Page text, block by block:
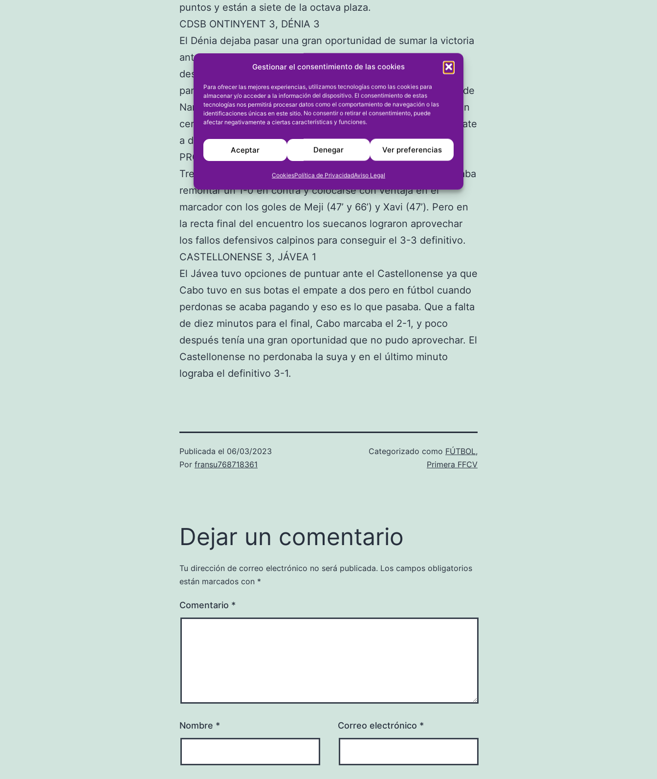
Gestionar el consentimiento de las cookies
Para ofrecer las mejores experiencias, utilizamos tecnologías como las cookies para
almacenar y/o acceder a la información del dispositivo. El consentimiento de estas
tecnologías nos permitirá procesar datos como el comportamiento de navegación o las
identificaciones únicas en este sitio. No consentir o retirar el consentimiento, puede
afectar negativamente a ciertas características y funciones.
Aceptar Denegar Ver preferencias
CookiesPolítica de PrivacidadAviso Legal
puntos y están a siete de la octava plaza.
CDSB ONTINYENT 3, DÉNIA 3
El Dénia dejaba pasar una gran oportunidad de sumar la victoria
ante el CDSB Ontinyent. Los groguets se marcharon al
descanso con dos goles de desventaja (2-0). En la segunda
parte se pusieron las pilas y lograban remontar con los goles de
Nano (48’), Cristian Panucci (54’) y Fede (65) pero no supieron
cerrar el partido ante un rival que conseguía el tanto del empate
a diez del final.
PROMESAS SUECA 3, CALPE 3
Tres cuarto de lo mismo le pasaba al Calpe que también lograba
remontar un 1-0 en contra y colocarse con ventaja en el
marcador con los goles de Meji (47’ y 66’) y Xavi (47’). Pero en
la recta final del encuentro los suecanos lograron aprovechar
los fallos defensivos calpinos para conseguir el 3-3 definitivo.
CASTELLONENSE 3, JÁVEA 1
El Jávea tuvo opciones de puntuar ante el Castellonense ya que
Cabo tuvo en sus botas el empate a dos pero en fútbol cuando
perdonas se acaba pagando y eso es lo que pasaba. Que a falta
de diez minutos para el final, Cabo marcaba el 2-1, y poco
después tenía una gran oportunidad que no pudo aprovechar. El
Castellonense no perdonaba la suya y en el último minuto
lograba el definitivo 3-1.
Publicada el 06/03/2023
Por fransu768718361
Categorizado como FÚTBOL,
Primera FFCV
Dejar un comentario
Tu dirección de correo electrónico no será publicada. Los campos obligatorios
están marcados con *
Comentario *
Nombre * Correo electrónico *